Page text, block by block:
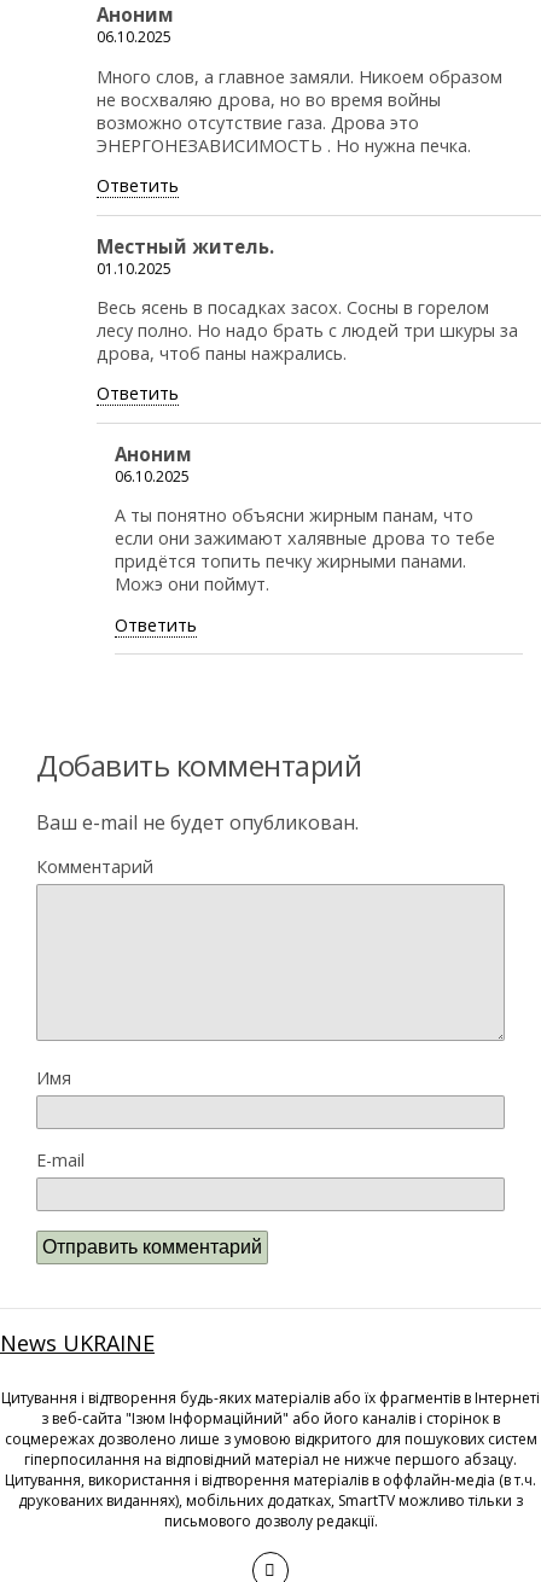
Аноним
06.10.2025
Много слов, а главное замяли. Никоем образом
не восхваляю дрова, но во время войны
возможно отсутствие газа. Дрова это
ЭНЕРГОНЕЗАВИСИМОСТЬ . Но нужна печка.
Ответить
Местный житель.
01.10.2025
Весь ясень в посадках засох. Сосны в горелом
лесу полно. Но надо брать с людей три шкуры за
дрова, чтоб паны нажрались.
Ответить
Аноним
06.10.2025
А ты понятно объясни жирным панам, что
если они зажимают халявные дрова то тебе
придётся топить печку жирными панами.
Можэ они поймут.
Ответить
Добавить комментарий
Ваш e-mail не будет опубликован.
Комментарий
Имя
E-mail
News UKRAINE
Цитування і відтворення будь-яких матеріалів або їх фрагментів в Інтернеті
з веб-сайта "Ізюм Інформаційний" або його каналів і сторінок в
соцмережах дозволено лише з умовою відкритого для пошукових систем
гіперпосилання на відповідний матеріал не нижче першого абзацу.
Цитування, використання і відтворення матеріалів в оффлайн-медіа (в т.ч.
друкованих виданнях), мобільних додатках, SmartTV можливо тільки з
письмового дозволу редакції.